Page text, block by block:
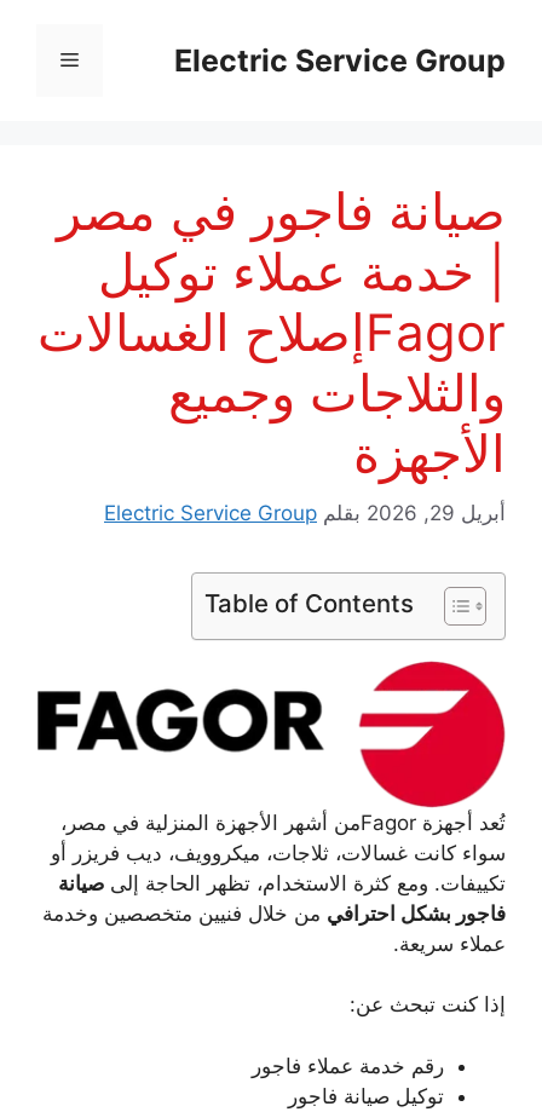
المحتوىElectric Service Group القائمة
صيانة فاجور في مصر
| خدمة عملاء توكيل
Fagorإصلاح الغسالات
والثلاجات وجميع
الأجهزة
أبريل 29, 2026 بقلم Electric Service Group
Table of Contents
تُعد أجهزة Fagorمن أشهر الأجهزة المنزلية في مصر،
سواء كانت غسالات، ثلاجات، ميكروويف، ديب فريزر أو
تكييفات. ومع كثرة الاستخدام، تظهر الحاجة إلى صيانة
فاجور بشكل احترافي من خلال فنيين متخصصين وخدمة
عملاء سريعة.
إذا كنت تبحث عن:
رقم خدمة عملاء فاجور
توكيل صيانة فاجور